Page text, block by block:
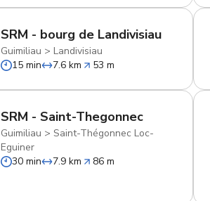
SRM - bourg de Landivisiau
Guimiliau >Landivisiau
15 min
7.6 km 53 m
SRM - Saint-Thegonnec
Guimiliau >Saint-Thégonnec Loc-
Eguiner
30 min
7.9 km 86 m